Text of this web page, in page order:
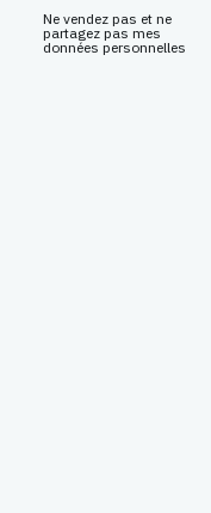
Ne vendez pas et ne
partagez pas mes
données personnelles